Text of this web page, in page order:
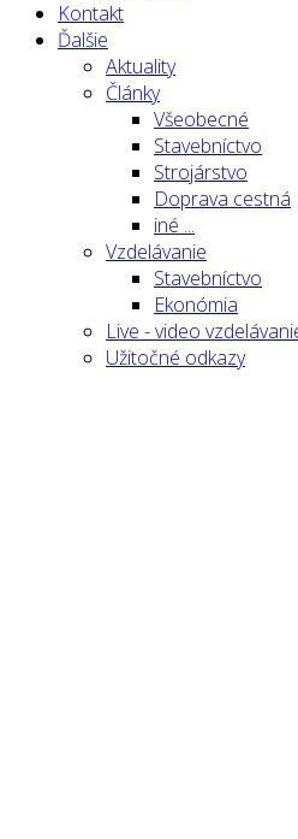
Kontakt
Ďalšie
Aktuality
Články
Všeobecné
Stavebníctvo
Strojárstvo
Doprava cestná
iné ...
Vzdelávanie
Stavebníctvo
Ekonómia
Live - video
Užitočné odkazy